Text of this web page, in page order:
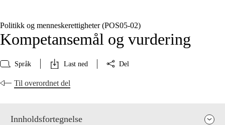
Politikk og menneskerettigheter (POS05‑02)
Kompetansemål og vurdering
Språk Last ned Del
Til overordnet del
Innholdsfortegnelse